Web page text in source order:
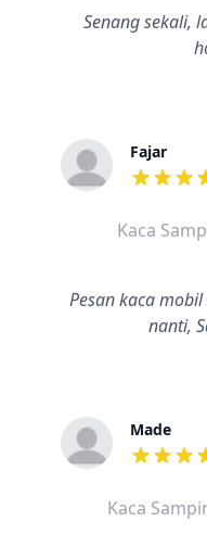
Senang sekali,
Fajar
dari
Kaca
Pesan kaca
nanti,
Made
dari
Kaca